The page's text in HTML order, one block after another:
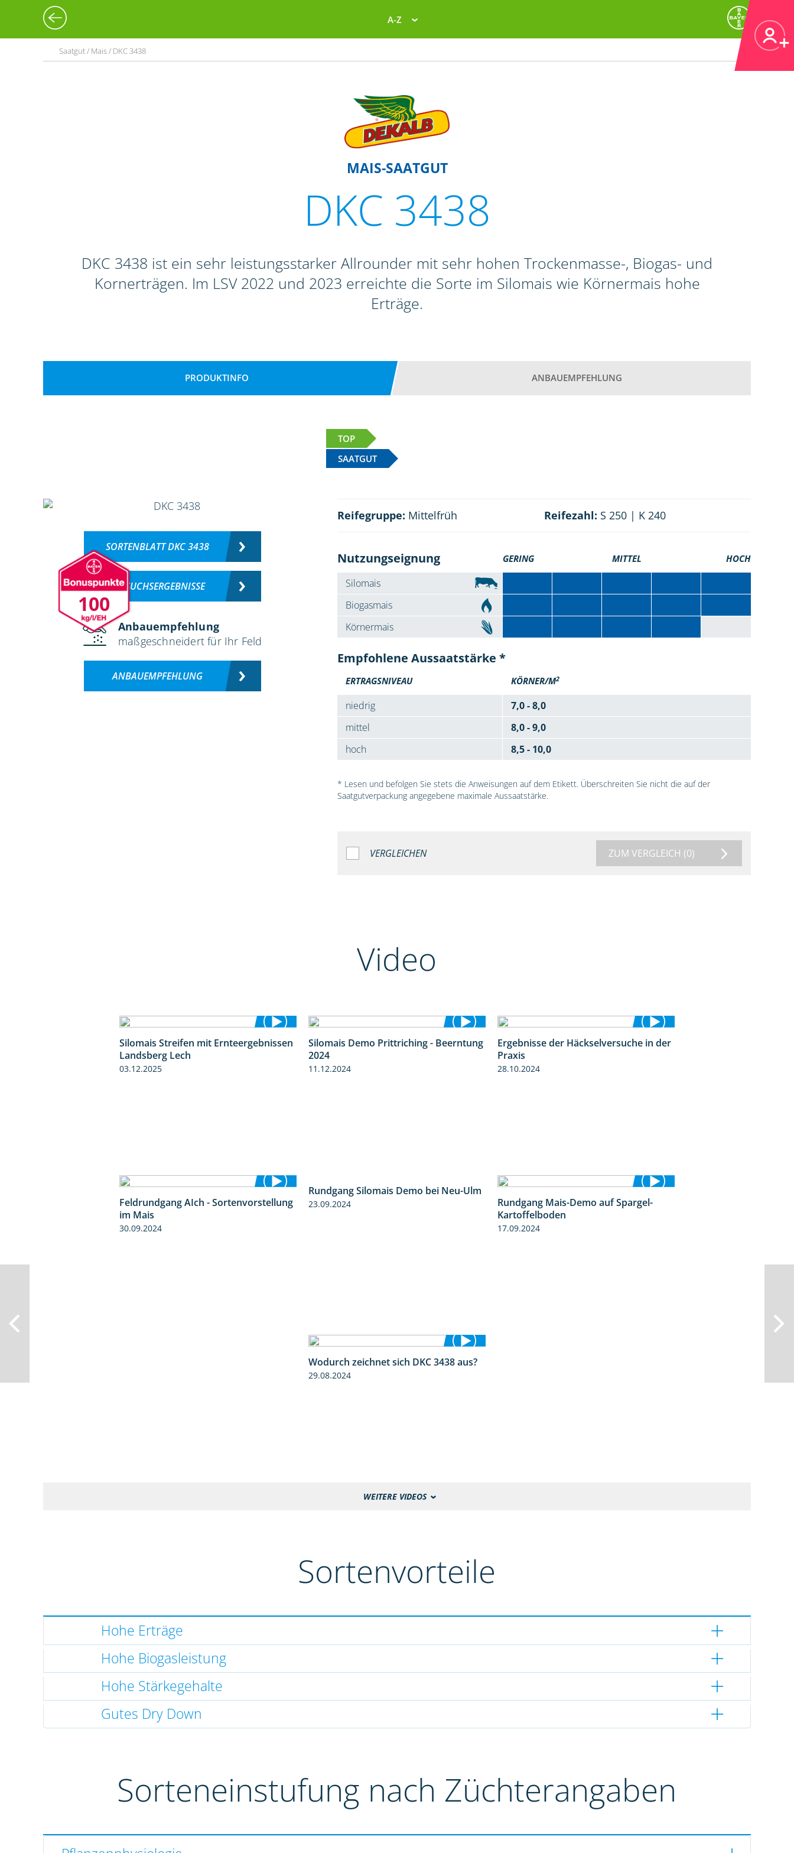
A-Z
Saatgut / Mais / DKC 3438
MAIS-SAATGUT
DKC 3438
DKC 3438 ist ein sehr leistungsstarker Allrounder mit sehr hohen Trockenmasse-, Biogas- und
Kornerträgen. Im LSV 2022 und 2023 erreichte die Sorte im Silomais wie Körnermais hohe
Erträge.
PRODUKTINFO ANBAUEMPFEHLUNG
TOP
SAATGUT
100
SORTENBLATT DKC 3438
VERSUCHSERGEBNISSE
Anbauempfehlung
maßgeschneidert für Ihr Feld
ANBAUEMPFEHLUNG
Reifegruppe: Mittelfrüh Reifezahl: S 250 | K 240
Nutzungseignung GERING MITTEL HOCH
Silomais
Biogasmais
Körnermais
Empfohlene Aussaatstärke *
ERTRAGSNIVEAU KÖRNER/M2
niedrig
7,0 - 8,0
mittel
8,0 - 9,0
hoch
8,5 - 10,0
* Lesen und befolgen Sie stets die Anweisungen auf dem Etikett. Überschreiten Sie nicht die auf der
Saatgutverpackung angegebene maximale Aussaatstärke.
VERGLEICHEN ZUM VERGLEICH (0)
Video
11:01
Silomais Streifen mit Ernteergebnissen
Landsberg Lech
03.12.2025
12:28
Silomais Demo Prittriching - Beerntung
2024
11.12.2024
5:16
Ergebnisse der Häckselversuche in der
Praxis
28.10.2024
11:24
Feldrundgang AIch - Sortenvorstellung
im Mais
30.09.2024
Rundgang Silomais Demo bei Neu-Ulm 9:53
Rundgang Mais-Demo auf Spargel-
Kartoffelboden
17.09.2024
1:32
Wodurch zeichnet sich DKC 3438 aus?
29.08.2024
WEITERE VIDEOS
Sortenvorteile
Hohe Erträge
Hohe Biogasleistung
Hohe Stärkegehalte
Gutes Dry Down
Sorteneinstufung nach Züchterangaben